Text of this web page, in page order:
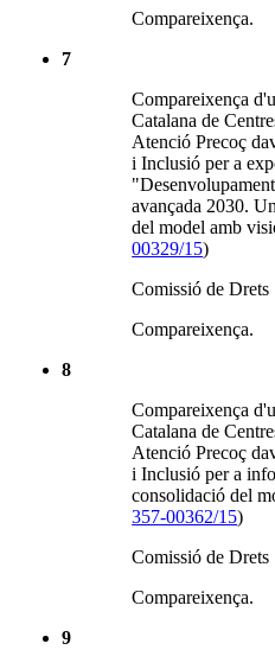
Compareixença.
7
Compareixença
Catalana de
Atenció Precoç
i Inclusió per a
avançada 2030.
del model amb
00329/15)
Comissió de
Compareixença.
8
Compareixença
Catalana de
Atenció Precoç
i Inclusió per a
consolidació del
357-00362/15)
Comissió de
Compareixença.
9